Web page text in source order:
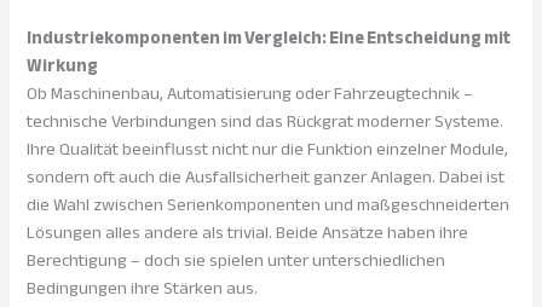
Industriekomponenten im Vergleich: Eine Entscheidung mit
Wirkung
Ob Maschinenbau, Automatisierung oder Fahrzeugtechnik –
technische Verbindungen sind das Rückgrat moderner Systeme.
Ihre Qualität beeinflusst nicht nur die Funktion einzelner Module,
sondern oft auch die Ausfallsicherheit ganzer Anlagen. Dabei ist
die Wahl zwischen Serienkomponenten und maßgeschneiderten
Lösungen alles andere als trivial. Beide Ansätze haben ihre
Berechtigung – doch sie spielen unter unterschiedlichen
Bedingungen ihre Stärken aus.